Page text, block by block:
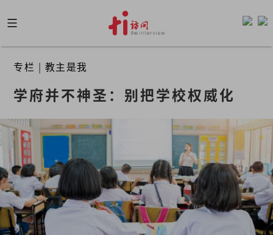
to
content
专栏 | 教主是我
学府并不神圣：别把学校权威化